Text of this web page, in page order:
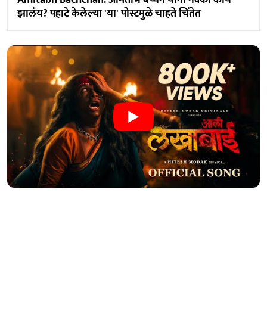
झालंय? पहाटे केलेल्या 'या' पोस्टमुळे चाहते चिंतेत